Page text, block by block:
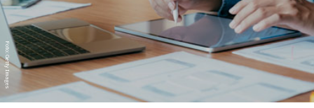
Foto: Getty Images